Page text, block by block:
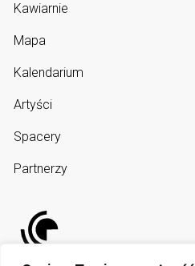
Kawiarnie
Mapa
Kalendarium
Artyści
Spacery
Partnerzy